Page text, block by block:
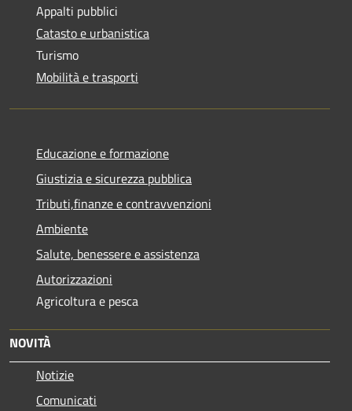
Appalti pubblici
Catasto e urbanistica
Turismo
Mobilità e trasporti
Educazione e formazione
Giustizia e sicurezza pubblica
Tributi,finanze e contravvenzioni
Ambiente
Salute, benessere e assistenza
Autorizzazioni
Agricoltura e pesca
NOVITÀ
Notizie
Comunicati